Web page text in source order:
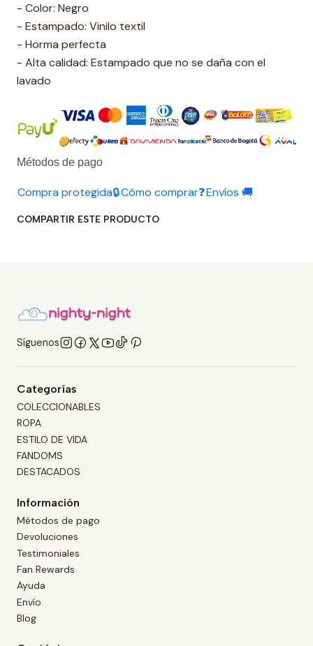
- Color: Negro
- Estampado: Vinilo textil
- Horma perfecta
- Alta calidad: Estampado que no se daña con el
lavado
Métodos de pago
Compra protegida🔒Cómo comprar❓Envíos 🚚
COMPARTIR ESTE PRODUCTO
Síguenos
Categorías
COLECCIONABLES
ROPA
ESTILO DE VIDA
FANDOMS
DESTACADOS
Información
Métodos de pago
Devoluciones
Testimoniales
Fan Rewards
Ayuda
Envío
Blog